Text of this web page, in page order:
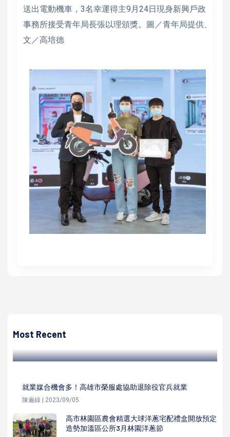
送出電動機車，3名幸運得主9月24日現身新興戶政
事務所接受青年局長張以理頒獎。圖／青年局提供、
文／高培德
Most Recent
落實安全防禦工事
就業媒合機會多！高雄市榮服處協助退除役官兵就業
陳遍綠 | 2023/09/05
高市林園區農會精選大球洋蔥宅配禮盒開放預定
造勢加溫區公所3月林園洋蔥節